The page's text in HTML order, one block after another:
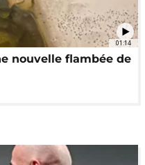
01:14
nouvelle flambée de